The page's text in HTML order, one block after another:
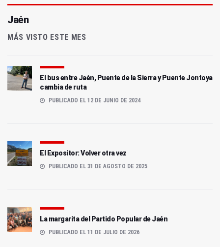
Jaén
MÁS VISTO ESTE MES
El bus entre Jaén, Puente de la Sierra y Puente Jontoya
cambia de ruta
PUBLICADO EL 12 DE JUNIO DE 2024
El Expositor: Volver otra vez
PUBLICADO EL 31 DE AGOSTO DE 2025
La margarita del Partido Popular de Jaén
PUBLICADO EL 11 DE JULIO DE 2026